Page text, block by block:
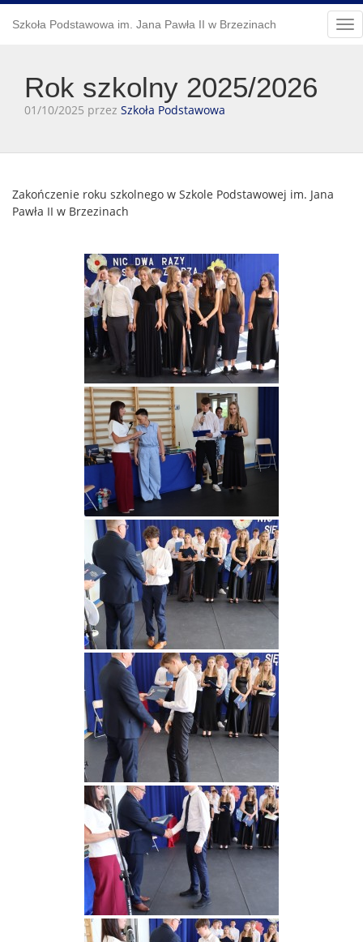
Szkoła Podstawowa im. Jana Pawła II w Brzezinach
Rok szkolny 2025/2026
01/10/2025 przez Szkoła Podstawowa
Zakończenie roku szkolnego w Szkole Podstawowej im. Jana
Pawła II w Brzezinach